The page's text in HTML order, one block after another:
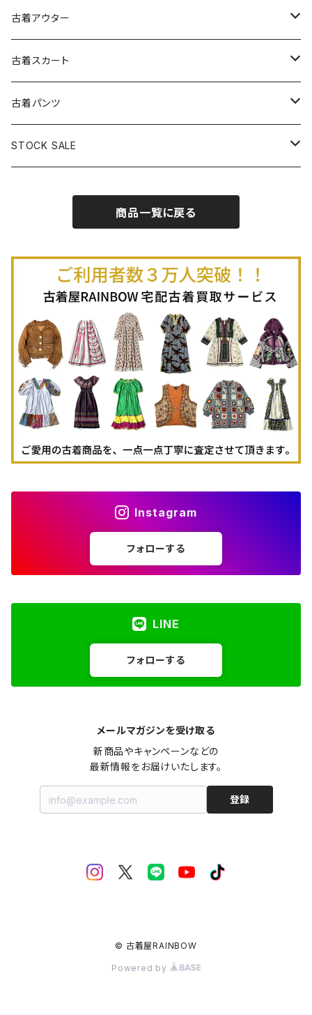
古着キャミソールワンピース
古着ベアトップワンピース
古着オールインワン
古着オーバーオール
古着ノースリーブシャツ・ブラウス
古着スウェット
古着パーカー
古着プルオーバー
古着長袖プルオーバー
古着半袖プルオーバー
古着Ｔシャツ
古着長袖Ｔシャツ
古着半袖Ｔシャツ
古着ベスト
古着キャミソール
古着ポロシャツ
古着長袖ポロシャツ
古着スウェット
古着パーカー
古着タンクトップ
古着セーター
古着カーディガン
古着半袖ニット
古着ニットアウター
古着アウター
古着ライトジャケット
古着ライトコート
古着ヘビージャケット
古着羽織り
古着スカート
古着ロング丈スカート (丈76cm-)
古着膝丈スカート (丈56-75cm)
古着ミニ丈スカート (丈56-75cm)
古着パンツ
古着ロング丈パンツ
STOCK SALE
Autumn / Winter
商品一覧に戻る
Instagram
フォローする
LINE
フォローする
メールマガジンを受け取る
新商品やキャンペーンなどの
最新情報をお届けいたします。
登録
© 古着屋RAINBOW
Powered by